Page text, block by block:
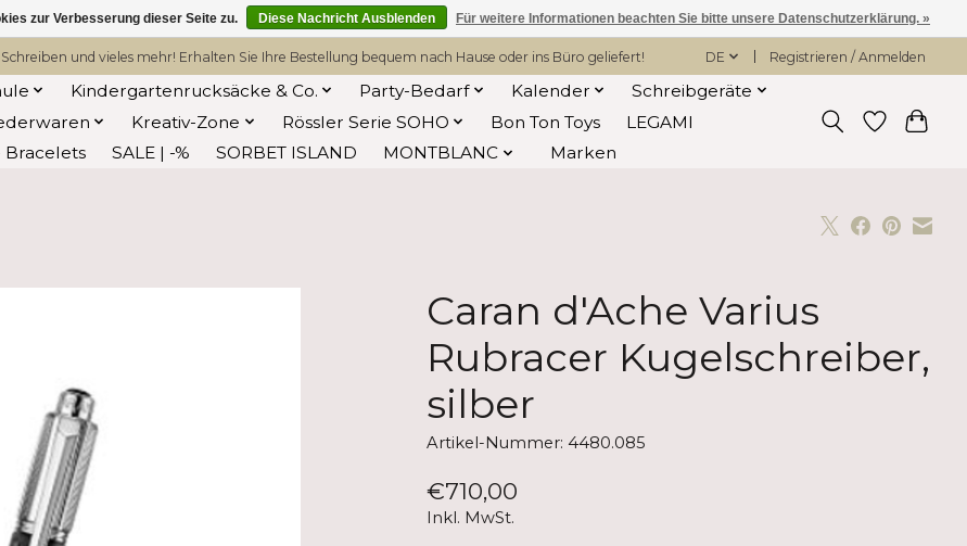
und vieles mehr! Erhalten Sie Ihre Bestellung bequem nach Hause oder ins Büro geliefert! DE Registrieren / Anmelden
Kindergartenrucksäcke & Co. Party-Bedarf Kalender
Schreibgeräte
Kreativ-Zone Rössler Serie SOHO Bon Ton Toys
LEGAMI
Bracelets
SALE | -% SORBET ISLAND MONTBLANC Marken
Caran d'Ache Varius
Rubracer Kugelschreiber,
silber
Artikel-Nummer: 4480.085
€710,00
Inkl. MwSt.
zur Verbesserung dieser Seite zu. Diese Nachricht Ausblenden Für weitere Informationen beachten Sie bitte unsere Datenschutzerklärung. »